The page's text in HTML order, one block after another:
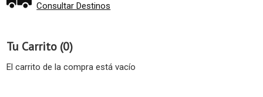
Consultar Destinos
Tu Carrito (0)
El carrito de la compra está vacío